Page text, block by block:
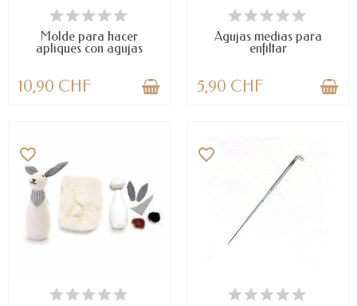
LAST ITEMS IN STOCK
Molde para hacer
apliques con agujas
10,90 CHF
DISPONIBLE
Agujas medias para
enfiltar
5,90 CHF
DISPONIBLE
favorite_border
LAST ITEMS IN STOCK
favorite_border